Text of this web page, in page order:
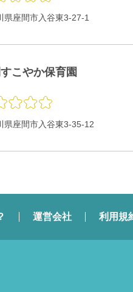
県座間市入谷東3-27-1
こやか保育園
県座間市入谷東3-35-12
運営会社 利用規